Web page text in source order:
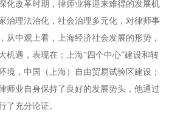
化改革时期，律师业将迎来难得的发展机
治理法治化，社会治理多元化，对律师事
从中观上看，上海经济社会发展的形势，
机遇，表现在：上海“四个中心”建设和转
境，中国（上海）自由贸易试验区建设；
师业自身保持了良好的发展势头，他通过
了充分论证。